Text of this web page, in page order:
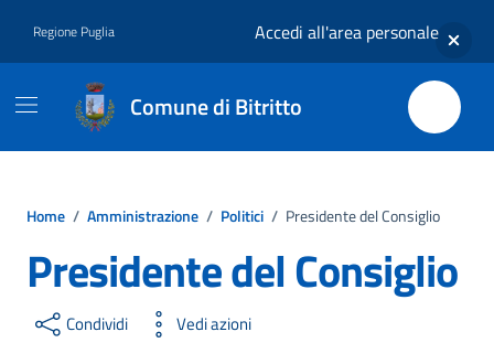
Regione Puglia Accedi all'area personale
Comune di Bitritto
Home / Amministrazione / Politici / Presidente del Consiglio
Presidente del Consiglio
Condividi Vedi azioni